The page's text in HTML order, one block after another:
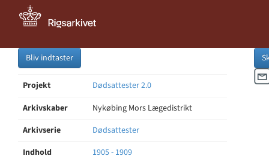
Bliv indtaster
Projekt
Dødsattester 2.0
Arkivskaber
Nykøbing Mors Lægedistrikt
Arkivserie
Dødsattester
Indhold
1905 - 1909